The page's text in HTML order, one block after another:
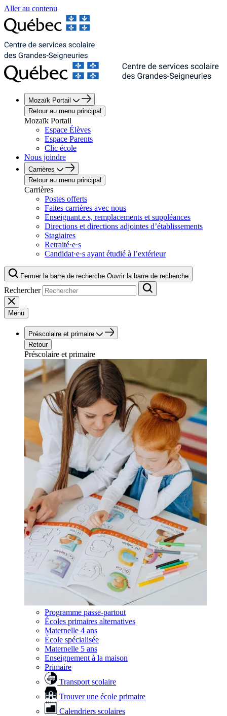
Aller au contenu
Mozaïk Portail
Retour au menu principal
Mozaïk Portail
Espace Élèves
Espace Parents
Clic école
Nous joindre
Carrières
Retour au menu principal
Carrières
Postes offerts
Faites carrières avec nous
Enseignant.e.s, remplacements et suppléances
Directions et directions adjointes d’établissements
Stagiaires
Retraité·e·s
Candidat·e·s ayant étudié à l’extérieur
Fermer la barre de recherche Ouvrir la barre de recherche
Rechercher
Menu
Préscolaire et primaire
Retour
Préscolaire et primaire
Programme passe-partout
Écoles primaires alternatives
Maternelle 4 ans
École spécialisée
Maternelle 5 ans
Enseignement à la maison
Primaire
Transport scolaire
Trouver une école primaire
Calendriers scolaires